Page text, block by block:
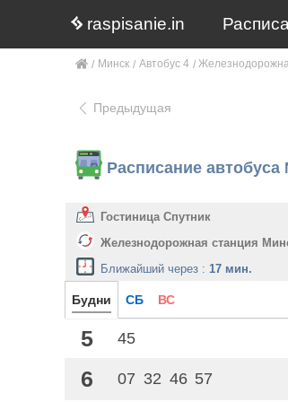
raspisanie.in
Минск Автобус 4
Предыдущая
Расписание
Гостиница Спутник
Железнодорожная станция
Ближайший через : 17 мин.
Будни СБ ВС
5 45
6 07 32 46 57